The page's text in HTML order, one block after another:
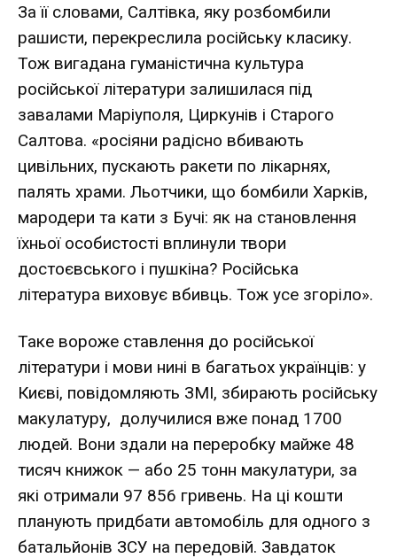
За її словами, Салтівка, яку розбомбили
рашисти, перекреслила російську класику.
Тож вигадана гуманістична культура
російської літератури залишилася під
завалами Маріуполя, Циркунів і Старого
Салтова. «росіяни радісно вбивають
цивільних, пускають ракети по лікарнях,
палять храми. Льотчики, що бомбили Харків,
мародери та кати з Бучі: як на становлення
їхньої особистості вплинули твори
достоєвського і пушкіна? Російська
література виховує вбивць. Тож усе згоріло».
Таке вороже ставлення до російської
літератури і мови нині в багатьох українців: у
Києві, повідомляють ЗМІ, збирають російську
макулатуру, долучилися вже понад 1700
людей. Вони здали на переробку майже 48
тисяч книжок — або 25 тонн макулатури, за
які отримали 97 856 гривень. На ці кошти
планують придбати автомобіль для одного з
батальйонів ЗСУ на передовій. Завдаток